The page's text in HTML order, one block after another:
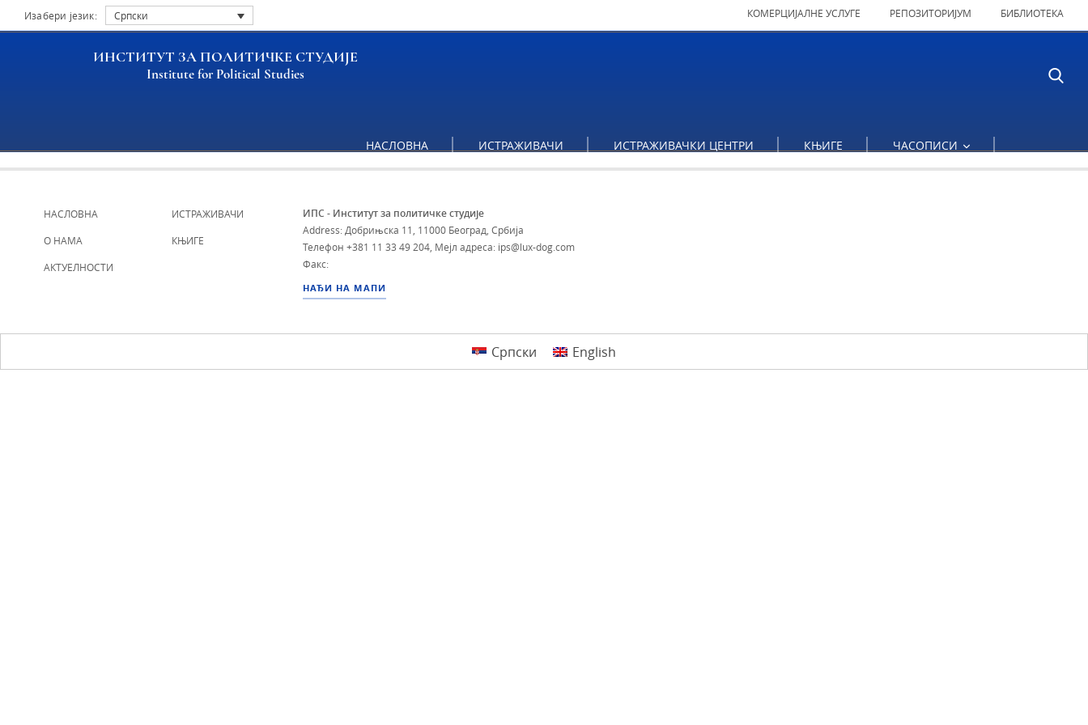
Изабери језик: Српски КОМЕРЦИЈАЛНЕ УСЛУГЕ РЕПОЗИТОРИЈУМ БИБЛИОТЕКА
ИНСТИТУТ ЗА ПОЛИТИЧКЕ СТУДИЈЕ
Institute for Political Studies
НАСЛОВНА ИСТРАЖИВАЧИ ИСТРАЖИВАЧКИ ЦЕНТРИ КЊИГЕ ЧАСОПИСИ
НАСЛОВНА
О НАМА
АКТУЕЛНОСТИ
ИСТРАЖИВАЧИ
КЊИГЕ
ИПС - Институт за политичке студије
Address: Добрињска 11, 11000 Београд, Србија
Телефон +381 11 33 49 204, Мејл адреса: ips@lux-dog.com
Факс:
НАЂИ НА МАПИ
Српски English